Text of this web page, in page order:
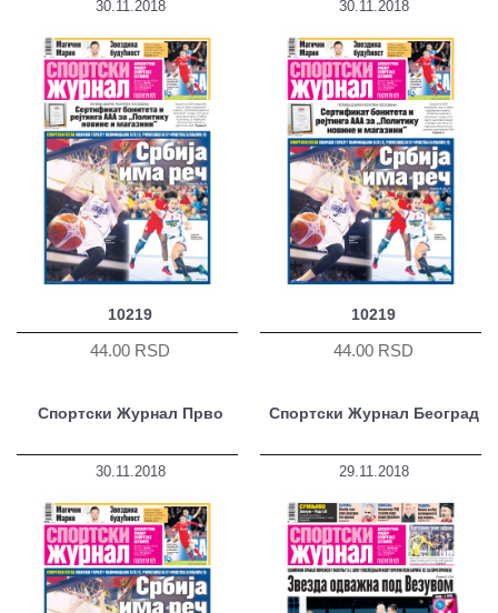
30.11.2018
10219
44.00 RSD
30.11.2018
10219
44.00 RSD
Спортски Журнал Прво
30.11.2018
Спортски Журнал Београд
29.11.2018